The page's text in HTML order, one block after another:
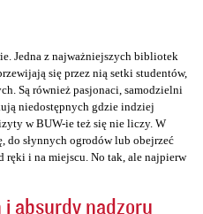
Jedna z najważniejszych bibliotek
się przez nią setki studentów,
Są również pasjonaci, samodzielni
niedostępnych gdzie indziej
w BUW-ie też się nie liczy. W
do słynnych ogrodów lub obejrzeć
ręki i na miejscu. No tak, ale najpierw
absurdy nadzoru